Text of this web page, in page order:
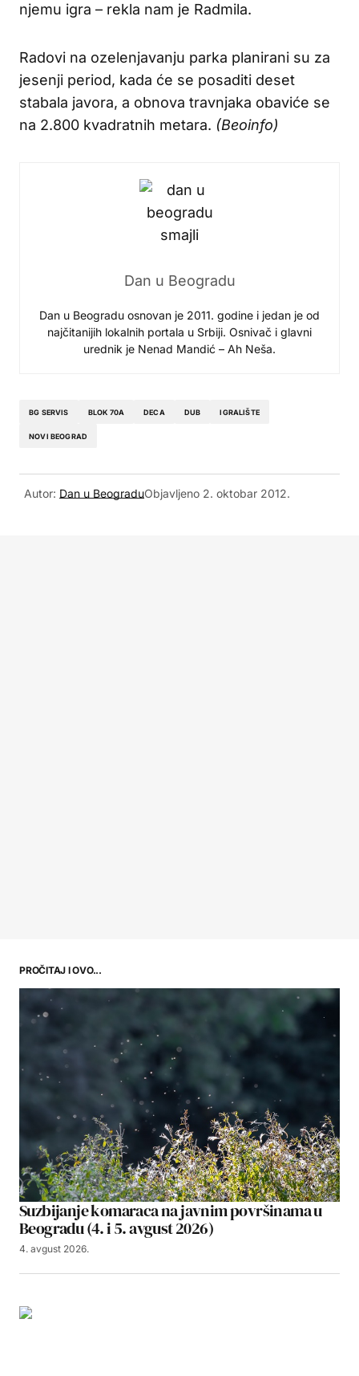
njemu igra – rekla nam je Radmila.
Radovi na ozelenjavanju parka planirani su za
jesenji period, kada će se posaditi deset
stabala javora, a obnova travnjaka obaviće se
na 2.800 kvadratnih metara. (Beoinfo)
Dan u Beogradu
Dan u Beogradu osnovan je 2011. godine i jedan je od
najčitanijih lokalnih portala u Srbiji. Osnivač i glavni
urednik je Nenad Mandić – Ah Neša.
BG SERVIS BLOK 70A DECA DUB IGRALIŠTE
NOVI BEOGRAD
Autor: Dan u BeograduObjavljeno 2. oktobar 2012.
PROČITAJ I OVO...
Suzbijanje komaraca na javnim površinama u
Beogradu (4. i 5. avgust 2026)
4. avgust 2026.